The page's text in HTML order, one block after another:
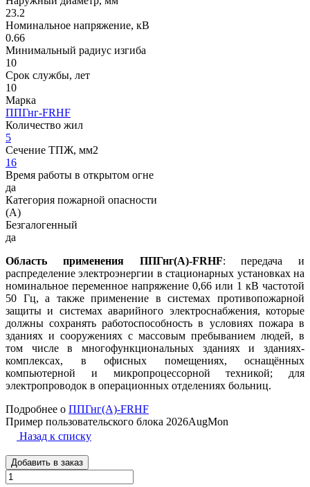
23.2
Номинальное напряжение, кВ
0.66
Минимальный радиус изгиба
10
Срок службы, лет
10
Марка
ППГнг-FRHF
Количество жил
5
Сечение ТПЖ, мм2
16
Время работы в открытом огне
да
Категория пожарной опасности
(A)
Безгалогенный
да
Область применения ППГнг(А)-FRHF: передача и
распределение электроэнергии в стационарных установках на
номинальное переменное напряжение 0,66 или 1 кВ частотой
50 Гц, а также применение в системах противопожарной
защиты и системах аварийного электроснабжения, которые
должны сохранять работоспособность в условиях пожара в
зданиях и сооружениях с массовым пребыванием людей, в
том числе в многофункциональных зданиях и зданиях-
комплексах, в офисных помещениях, оснащённых
компьютерной и микропроцессорной техникой; для
электропроводок в операционных отделениях больниц.
Подробнее о ППГнг(А)-FRHF
Пример пользовательского блока 2026AugMon
Назад к списку
Добавить в заказ